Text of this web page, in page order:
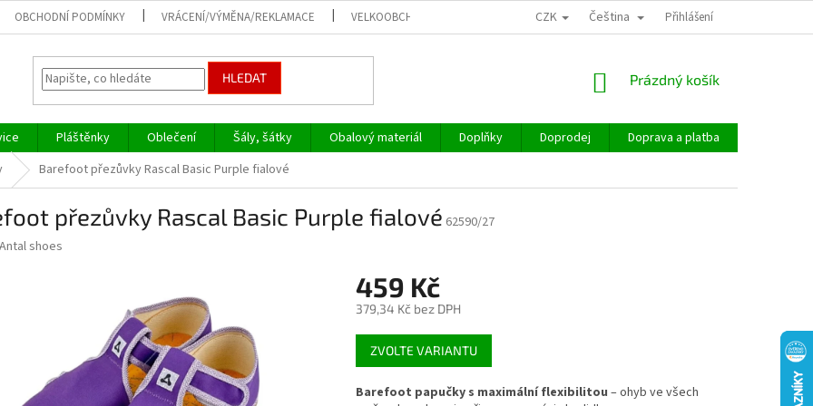
OBCHODNÍ PODMÍNKY VRÁCENÍ/VÝMĚNA/REKLAMACE VELKOOBCHOD CZK Čeština Přihlášení
HLEDAT
NÁKUPNÍ
Prázdný košík
Pláštěnky Oblečení Šály, šátky Obalový materiál Doplňky Doprodej Doprava a platba
Barefoot přezůvky Rascal Basic Purple fialové
přezůvky Rascal Basic Purple fialové 62590/27
Antal shoes
459 Kč
379,34 Kč bez DPH
Měrná
cena:
ZVOLTE VARIANTU
Barefoot papučky s maximální flexibilitou – ohyb ve všech